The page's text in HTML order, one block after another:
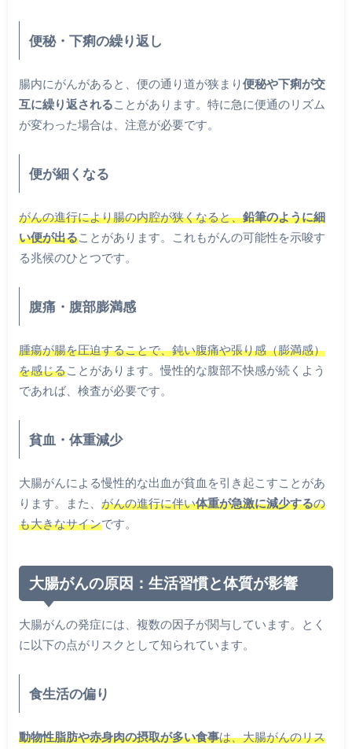
便秘・下痢の繰り返し
腸内にがんがあると、便の通り道が狭まり便秘や下痢が交
互に繰り返されることがあります。特に急に便通のリズム
が変わった場合は、注意が必要です。
便が細くなる
がんの進行により腸の内腔が狭くなると、鉛筆のように細
い便が出ることがあります。これもがんの可能性を示唆す
る兆候のひとつです。
腹痛・腹部膨満感
腫瘍が腸を圧迫することで、鈍い腹痛や張り感（膨満感）
を感じることがあります。慢性的な腹部不快感が続くよう
であれば、検査が必要です。
貧血・体重減少
大腸がんによる慢性的な出血が貧血を引き起こすことがあ
ります。また、 がんの進行に伴い体重が急激に減少するの
も大きなサインです。
大腸がんの原因：生活習慣と体質が影響
大腸がんの発症には、複数の因子が関与しています。とく
に以下の点がリスクとして知られています。
食生活の偏り
動物性脂肪や赤身肉の摂取が多い食事は、大腸がんのリス